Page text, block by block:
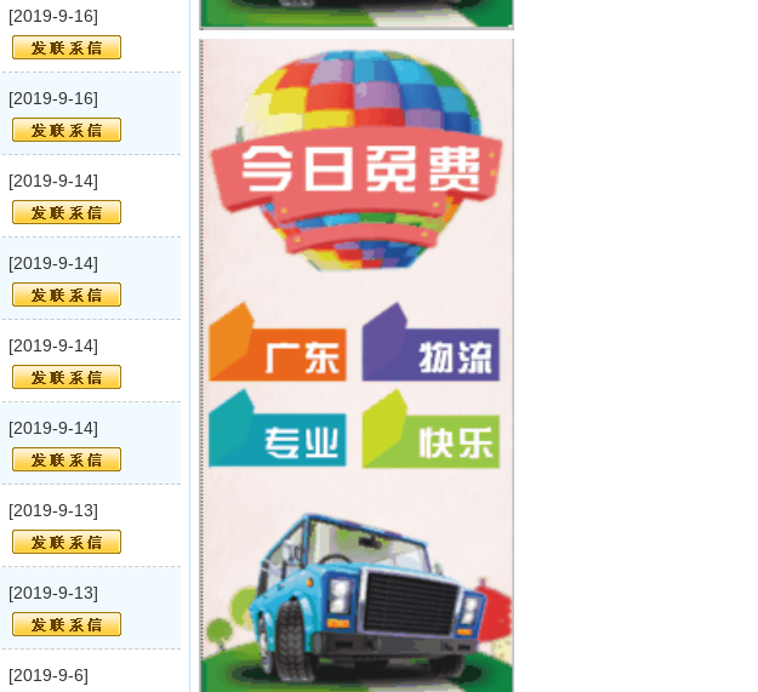
[2019-9-16]
[2019-9-16]
[2019-9-14]
[2019-9-14]
[2019-9-14]
[2019-9-14]
[2019-9-13]
[2019-9-13]
[2019-9-6]